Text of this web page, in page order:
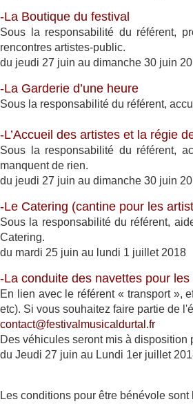
-La Boutique du festival
Sous la responsabilité du référent,
rencontres artistes-public.
du jeudi 27 juin au dimanche 30 juin
-La Garderie d’une heure
Sous la responsabilité du référent,
-L’Accueil des artistes et la régie
Sous la responsabilité du référent,
manquent de rien.
du jeudi 27 juin au dimanche 30 juin
-Le Catering (cantine pour les
Sous la responsabilité du référent,
Catering.
du mardi 25 juin au lundi 1 juillet 2018
-La conduite des navettes pour les
En lien avec le référent « transport »,
etc). Si vous souhaitez faire partie de
contact@festivalmusicaldurtal.fr
Des véhicules seront mis à disposition
du Jeudi 27 juin au Lundi 1er juillet
Les conditions pour être bénévole sont